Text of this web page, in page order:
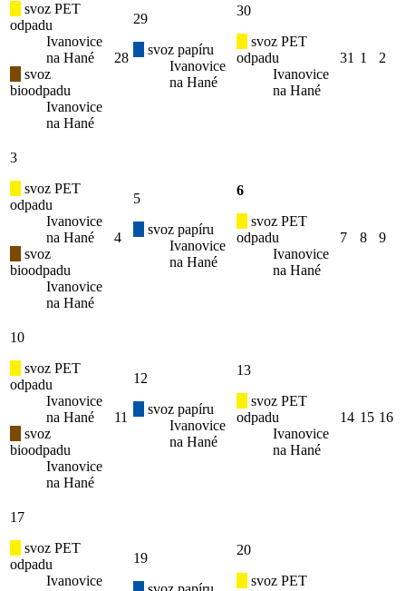
svoz PET
odpadu
Ivanovice
na Hané
svoz
bioodpadu
Ivanovice
na Hané
28
29
svoz papíru
Ivanovice
na Hané
30
svoz PET
odpadu
Ivanovice
na Hané
31 1 2
3
svoz PET
odpadu
Ivanovice
na Hané
svoz
bioodpadu
Ivanovice
na Hané
4
5
svoz papíru
Ivanovice
na Hané
6
svoz PET
odpadu
Ivanovice
na Hané
7 8 9
10
svoz PET
odpadu
Ivanovice
na Hané
svoz
bioodpadu
Ivanovice
na Hané
11
12
svoz papíru
Ivanovice
na Hané
13
svoz PET
odpadu
Ivanovice
na Hané
14 15 16
17
svoz PET
odpadu
Ivanovice
19
20
svoz PET